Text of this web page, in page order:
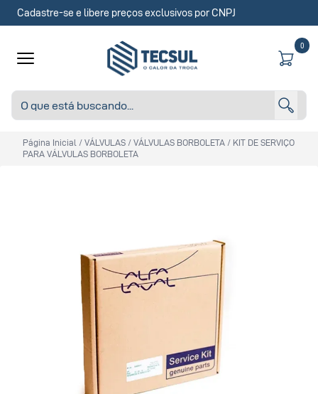
Cadastre-se e libere preços exclusivos por CNPJ
0
Página Inicial / VÁLVULAS / VÁLVULAS BORBOLETA / KIT DE SERVIÇO
PARA VÁLVULAS BORBOLETA